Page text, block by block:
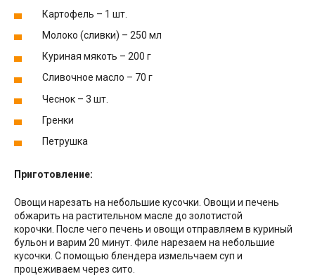
Картофель – 1 шт.
Молоко (сливки) – 250 мл
Куриная мякоть – 200 г
Сливочное масло – 70 г
Чеснок – 3 шт.
Гренки
Петрушка
Приготовление:
Овощи нарезать на небольшие кусочки. Овощи и печень
обжарить на растительном масле до золотистой
корочки. После чего печень и овощи отправляем в куриный
бульон и варим 20 минут. Филе нарезаем на небольшие
кусочки. С помощью блендера измельчаем суп и
процеживаем через сито.